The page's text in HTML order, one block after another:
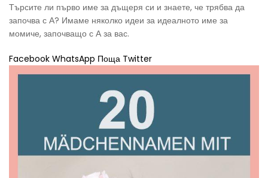
Търсите ли първо име за дъщеря си и знаете, че трябва да
започва с А? Имаме няколко идеи за идеалното име за
момиче, започващо с А за вас.
Facebook WhatsApp Поща Twitter